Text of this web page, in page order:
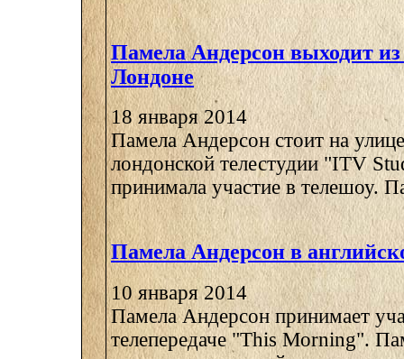
Памела Андерсон выходит из
Лондоне
18 января 2014
Памела Андерсон стоит на
лондонской телестудии "ITV
принимала участие в телешоу.
Памела Андерсон в
10 января 2014
Памела Андерсон принимает
телепередаче "This Morning".